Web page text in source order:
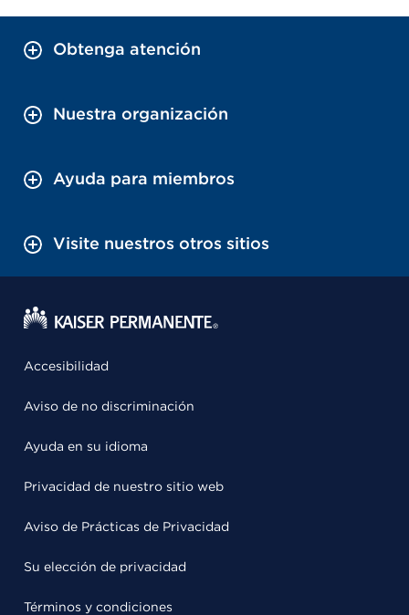
Obtenga atención
Nuestra organización
Ayuda para miembros
Visite nuestros otros sitios
Accesibilidad
Aviso de no discriminación
Ayuda en su idioma
Privacidad de nuestro sitio web
Aviso de Prácticas de Privacidad
Su elección de privacidad
Términos y condiciones